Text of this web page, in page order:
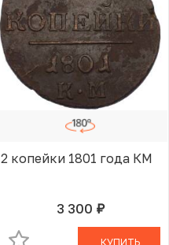
2 копейки 1801 года КМ
3 300 руб.
В КОРЗИНЕ
КУПИТЬ